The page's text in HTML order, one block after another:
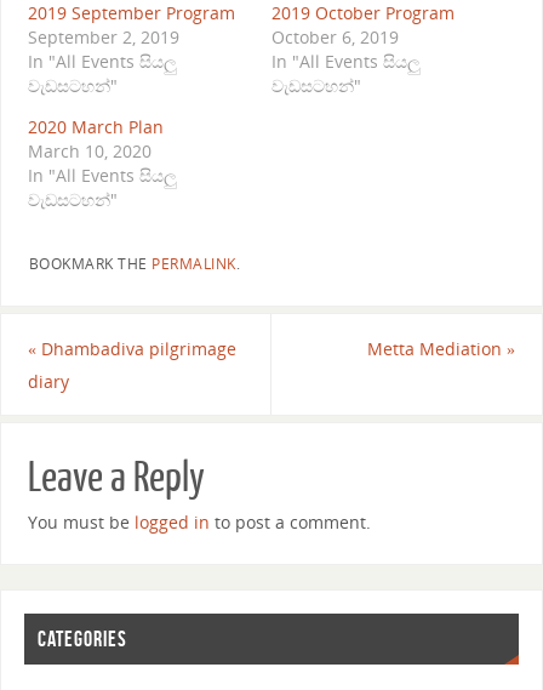
2019 September Program
September 2, 2019
In "All Events සියලු
වැඩසටහන්"
2019 October Program
October 6, 2019
In "All Events සියලු
වැඩසටහන්"
2020 March Plan
March 10, 2020
In "All Events සියලු
වැඩසටහන්"
BOOKMARK THE PERMALINK.
«Dhambadiva pilgrimage
diary
Metta Mediation»
Leave a Reply
You must be logged in to post a comment.
CATEGORIES